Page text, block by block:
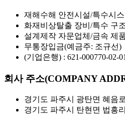
재해수해 안전시설/특수시
화재비상탈출 장비/특수 구
설계제작 자문업체/금속 제
무통장입금(예금주: 조규선)
(기업은행) : 621-000770-02-
회사 주소(COMPANY
경기도 파주시 광탄면 혜음
경기도 파주시 탄현면 법흥